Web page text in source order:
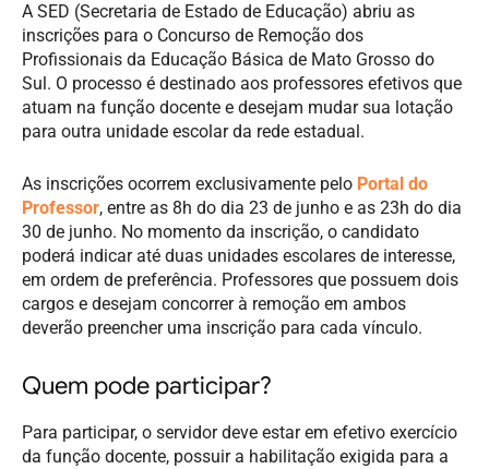
A SED (Secretaria de Estado de Educação) abriu as
inscrições para o Concurso de Remoção dos
Profissionais da Educação Básica de Mato Grosso do
Sul. O processo é destinado aos professores efetivos que
atuam na função docente e desejam mudar sua lotação
para outra unidade escolar da rede estadual.
As inscrições ocorrem exclusivamente pelo Portal do
Professor, entre as 8h do dia 23 de junho e as 23h do dia
30 de junho. No momento da inscrição, o candidato
poderá indicar até duas unidades escolares de interesse,
em ordem de preferência. Professores que possuem dois
cargos e desejam concorrer à remoção em ambos
deverão preencher uma inscrição para cada vínculo.
Quem pode participar?
Para participar, o servidor deve estar em efetivo exercício
da função docente, possuir a habilitação exigida para a